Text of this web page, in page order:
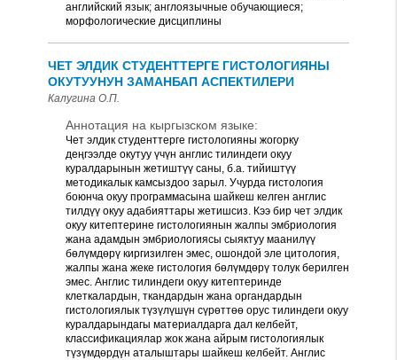
английский язык; англоязычные обучающиеся;
морфологические дисциплины
ЧЕТ ЭЛДИК СТУДЕНТТЕРГЕ ГИСТОЛОГИЯНЫ
ОКУТУУНУН ЗАМАНБАП АСПЕКТИЛЕРИ
Калугина О.П.
Аннотация на кыргызском языке:
Чет элдик студенттерге гистологияны жогорку
деңгээлде окутуу үчүн англис тилиндеги окуу
куралдарынын жетиштүү саны, б.а. тийиштүү
методикалык камсыздоо зарыл. Учурда гистология
боюнча окуу программасына шайкеш келген англис
тилдүү окуу адабияттары жетишсиз. Кээ бир чет элдик
окуу китептерине гистологиянын жалпы эмбриология
жана адамдын эмбриологиясы сыяктуу маанилүү
бөлүмдөрү киргизилген эмес, ошондой эле цитология,
жалпы жана жеке гистология бөлүмдөрү толук берилген
эмес. Англис тилиндеги окуу китептеринде
клеткалардын, ткандардын жана органдардын
гистологиялык түзүлүшүн сүрөттөө орус тилиндеги окуу
куралдарындагы материалдарга дал келбейт,
классификациялар жок жана айрым гистологиялык
түзүмдөрдүн аталыштары шайкеш келбейт. Англис